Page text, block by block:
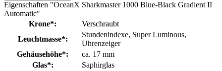
Eigenschaften "OceanX Sharkmaster 1000 Blue-Black Gradient II
Automatic"
Krone*:
Verschraubt
Leuchtmasse*:
Stundenindexe, Super Luminous,
Uhrenzeiger
Gehäusehöhe*:
ca. 17 mm
Glas*:
Saphirglas